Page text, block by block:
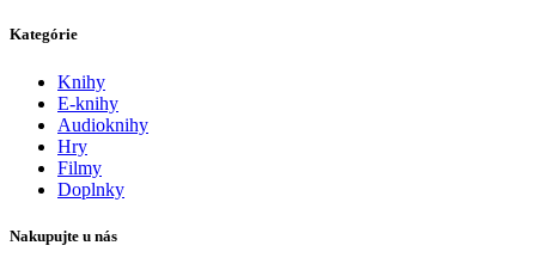
Kategórie
Knihy
E-knihy
Audioknihy
Hry
Filmy
Doplnky
Nakupujte u nás